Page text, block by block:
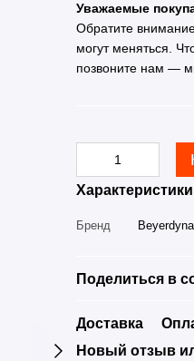
Уважаемые
Обратите
могут меняться.
позвоните нам —
Характеристики
Бренд
Поделиться в
Доставка
Новый отзыв